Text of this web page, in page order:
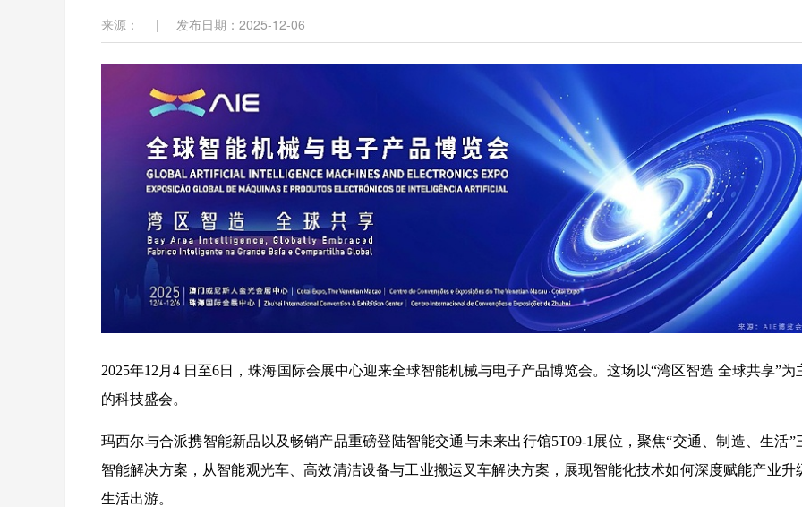
来源： | 发布日期：2025-12-06
2025年12 月4 日至6日，珠海国际会展中心迎来全球智能机械与电子产品博览会。这场以“湾区智造 全球共享”为
的科技盛会。
玛西尔与合派携智能新品以及畅销产品重磅登陆智能交通与未来出行馆5T09-1 展位，聚焦“交通、制造、生活”
智能解决方案，从智能观光车、高效清洁设备与工业搬运叉车解决方案，展现智能化技术如何深度赋能产业升
生活出游。